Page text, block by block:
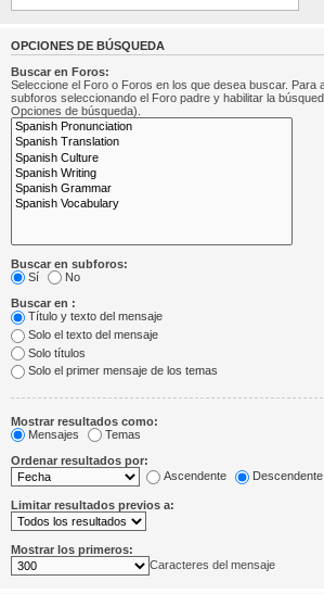
OPCIONES DE BÚSQUEDA
Buscar en Foros:
Seleccione el Foro o Foros en los que desea buscar. Para
subforos seleccionando el Foro padre y habilitar la
Opciones de búsqueda).
Buscar en subforos:
Sí
No
Buscar en :
Título y texto del mensaje
Solo el texto del mensaje
Solo títulos
Solo el primer mensaje de los temas
Mostrar resultados como:
Mensajes
Temas
Ordenar resultados por:
Ascendente
Descendente
Limitar resultados previos a:
Mostrar los primeros:
Caracteres del mensaje